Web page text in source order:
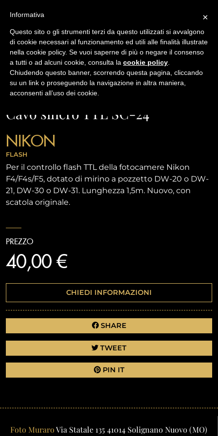
/ USATO CAVO SINCRO TTL SC-24
NAVIGAZIONE
Cavo sincro TTL SC-24
NIKON
FLASH
Per il controllo flash TTL della fotocamere Nikon
F4/F4s/F5, dotato di mirino a pozzetto DW-20 o DW-
21, DW-30 o DW-31. Lunghezza 1,5m. Nuovo, con
scatola originale.
PREZZO
40,00 €
CHIEDI INFORMAZIONI
SHARE
TWEET
PIN IT
Foto MuraroVia Statale 135 41014 Solignano Nuovo (MO)
×
Informativa
Questo sito o gli strumenti terzi da questo utilizzati si avvalgono
di cookie necessari al funzionamento ed utili alle finalità illustrate
nella cookie policy. Se vuoi saperne di più o negare il consenso
a tutti o ad alcuni cookie, consulta la cookie policy
Chiudendo questo banner, scorrendo questa pagina, cliccando
su un link o proseguendo la navigazione in altra maniera,
acconsenti all’uso dei cookie.